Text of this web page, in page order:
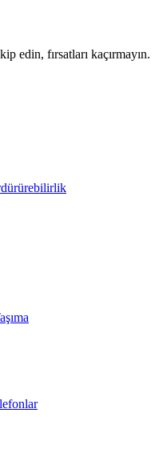
edin, fırsatları kaçırmayın.